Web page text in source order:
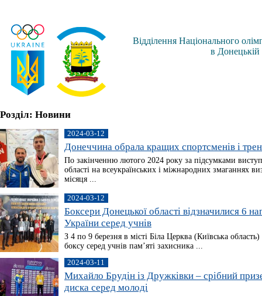
Відділення Національного
в Донецькій
Розділ: Новини
2024-03-12
Донеччина обрала кращих спортсменів і
По закінченню лютого 2024 року за підсумками
області на всеукраїнських і міжнародних змаганнях
місяця ...
2024-03-12
Боксери Донецької області відзначилися 6
України серед учнів
З 4 по 9 березня в місті Біла Церква (Київська
боксу серед учнів пам’яті захисника ...
2024-03-11
Михайло Брудін із Дружківки – срібний
диска серед молоді